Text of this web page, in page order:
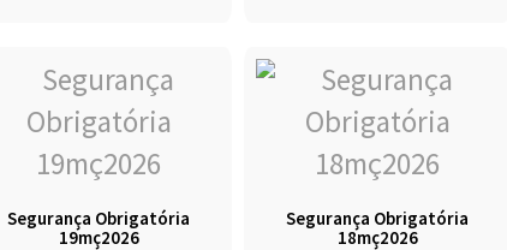
Segurança Obrigatória
19mç2026
Segurança Obrigatória
18mç2026